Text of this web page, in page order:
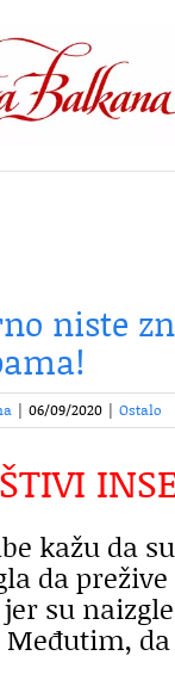
niste
06/09/2020 Ostalo
kažu da
da
su